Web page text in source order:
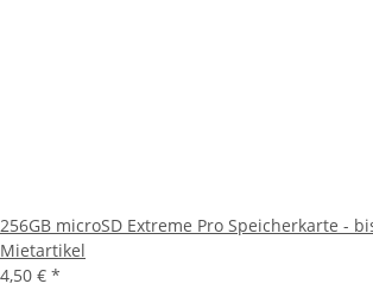
256GB microSD Extreme Pro Speicherkarte -
Mietartikel
4,50 € *